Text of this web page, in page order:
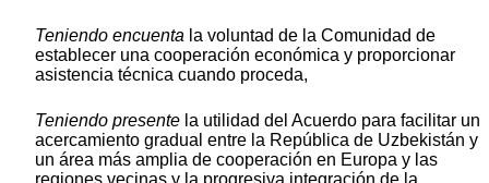
Teniendo encuenta la voluntad de la Comunidad de
establecer una cooperación económica y proporcionar
asistencia técnica cuando proceda,
Teniendo presente la utilidad del Acuerdo para facilitar un
acercamiento gradual entre la República de Uzbekistán y
un área más amplia de cooperación en Europa y las
regiones vecinas y la progresiva integración de la